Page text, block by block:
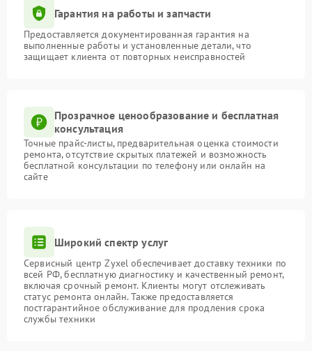
Гарантия на работы и запчасти
Предоставляется документированная гарантия на
выполненные работы и установленные детали, что
защищает клиента от повторных неисправностей
Прозрачное ценообразование и бесплатная
консультация
Точные прайс-листы, предварительная оценка стоимости
ремонта, отсутствие скрытых платежей и возможность
бесплатной консультации по телефону или онлайн на
сайте
Широкий спектр услуг
Сервисный центр Zyxel обеспечивает доставку техники по
всей РФ, бесплатную диагностику и качественный ремонт,
включая срочный ремонт. Клиенты могут отслеживать
статус ремонта онлайн. Также предоставляется
постгарантийное обслуживание для продления срока
службы техники